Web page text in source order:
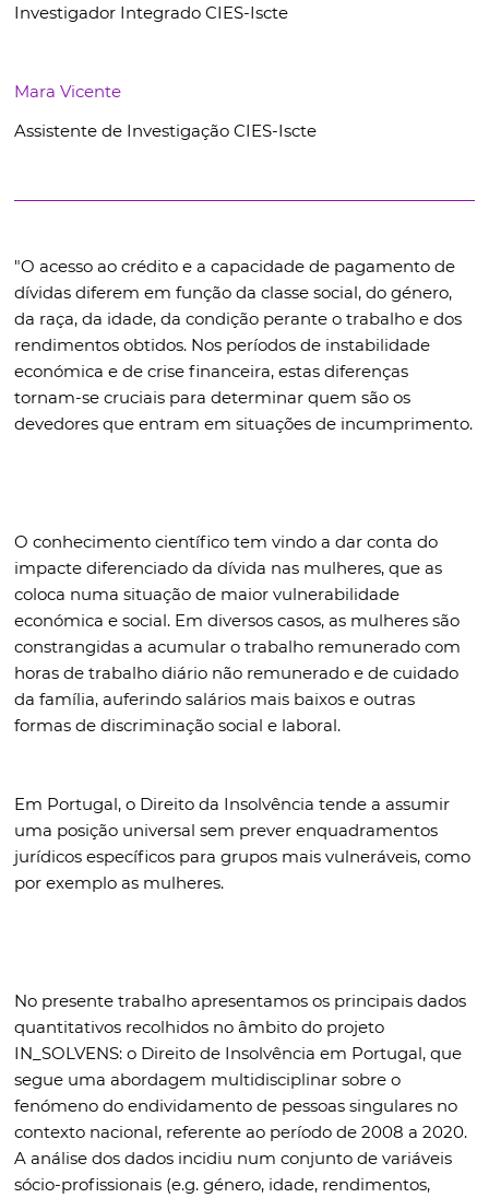
Investigador Integrado CIES-Iscte
Mara Vicente
Assistente de Investigação CIES-Iscte
"O acesso ao crédito e a capacidade de pagamento de
dívidas diferem em função da classe social, do género,
da raça, da idade, da condição perante o trabalho e dos
rendimentos obtidos. Nos períodos de instabilidade
económica e de crise financeira, estas diferenças
tornam-se cruciais para determinar quem são os
devedores que entram em situações de incumprimento.
O conhecimento científico tem vindo a dar conta do
impacte diferenciado da dívida nas mulheres, que as
coloca numa situação de maior vulnerabilidade
económica e social. Em diversos casos, as mulheres são
constrangidas a acumular o trabalho remunerado com
horas de trabalho diário não remunerado e de cuidado
da família, auferindo salários mais baixos e outras
formas de discriminação social e laboral.
Em Portugal, o Direito da Insolvência tende a assumir
uma posição universal sem prever enquadramentos
jurídicos específicos para grupos mais vulneráveis, como
por exemplo as mulheres.
No presente trabalho apresentamos os principais dados
quantitativos recolhidos no âmbito do projeto
IN_SOLVENS: o Direito de Insolvência em Portugal, que
segue uma abordagem multidisciplinar sobre o
fenómeno do endividamento de pessoas singulares no
contexto nacional, referente ao período de 2008 a 2020.
A análise dos dados incidiu num conjunto de variáveis
sócio-profissionais (e.g. género, idade, rendimentos,